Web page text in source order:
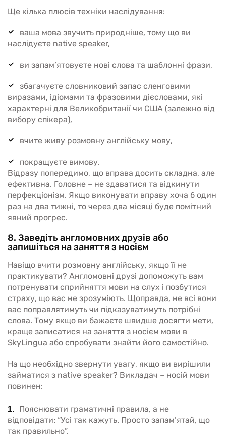
Ще кілька плюсів техніки наслідування:
ваша мова звучить природніше, тому що ви
наслідуєте native speaker,
ви запам’ятовуєте нові слова та шаблонні фрази,
збагачуєте словниковий запас сленговими
виразами, ідіомами та фразовими дієсловами, які
характерні для Великобританії чи США (залежно від
вибору спікера),
вчите живу розмовну англійську мову,
покращуєте вимову.
Відразу попередимо, що вправа досить складна, але
ефективна. Головне – не здаватися та відкинути
перфекціонізм. Якщо виконувати вправу хоча б один
раз на два тижні, то через два місяці буде помітний
явний прогрес.
8. Заведіть англомовних друзів або
запишіться на заняття з носієм
Навіщо вчити розмовну англійську, якщо її не
практикувати? Англомовні друзі допоможуть вам
потренувати сприйняття мови на слух і позбутися
страху, що вас не зрозуміють. Щоправда, не всі вони
вас поправлятимуть чи підказуватимуть потрібні
слова. Тому якщо ви бажаєте швидше досягти мети,
краще записатися на заняття з носієм мови в
SkyLingua або спробувати знайти його самостійно.
На що необхідно звернути увагу, якщо ви вирішили
займатися з native speaker? Викладач – носій мови
повинен:
Пояснювати граматичні правила, а не
відповідати: “Усі так кажуть. Просто запам’ятай, що
так правильно”.